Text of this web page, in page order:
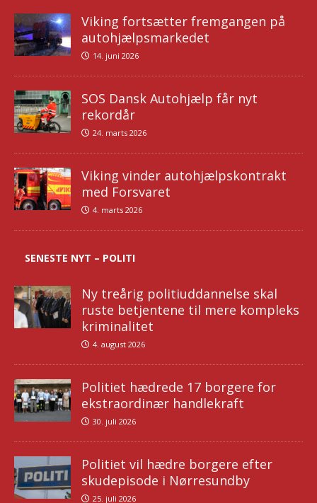
Viking fortsætter fremgangen på
autohjælpsmarkedet
14. juni 2026
SOS Dansk Autohjælp får nyt
rekordår
24. marts 2026
Viking vinder autohjælpskontrakt
med Forsvaret
4. marts 2026
SENESTE NYT – POLITI
Ny treårig politiuddannelse skal
ruste betjentene til mere kompleks
kriminalitet
4. august 2026
Politiet hædrede 17 borgere for
ekstraordinær handlekraft
30. juli 2026
Politiet vil hædre borgere efter
skudepisode i Nørresundby
25. juli 2026